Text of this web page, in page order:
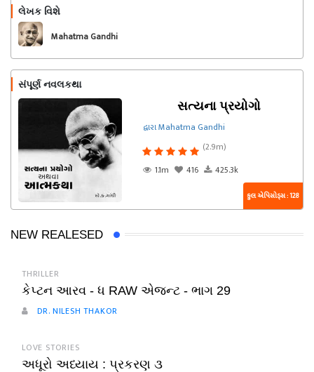
લેખક વિશે
Mahatma Gandhi
સંપૂર્ણ નવલકથા
સત્યના પ્રયોગો
દ્વારા Mahatma Gandhi
(2.9m)
1.1m
416 425.3k
કુલ એપિસોડ્સ : 128
NEW REALESED
THRILLER
કેપ્ટન આરવ - ધ RAW એજન્ટ - ભાગ 29
DR. NILESH THAKOR
LOVE STORIES
અધૂરો અધ્યાય : પ્રકરણ ૩